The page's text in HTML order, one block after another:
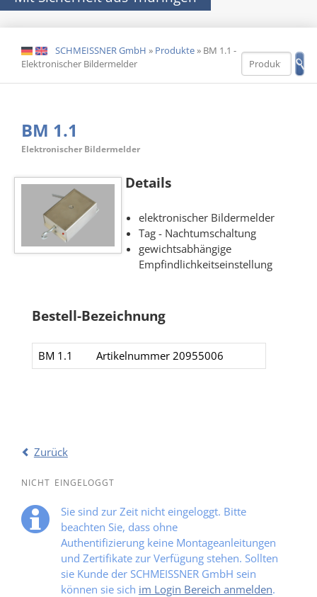
DE EN SCHMEISSNER GmbH » Produkte» BM 1.1 -
Elektronischer Bildermelder
BM 1.1
Elektronischer Bildermelder
Details
elektronischer Bildermelder
Tag - Nachtumschaltung
gewichtsabhängige
Empfindlichkeitseinstellung
Bestell-Bezeichnung
BM 1.1​ Artikelnummer 20955006​
Zurück
NICHT EINGELOGGT
Sie sind zur Zeit nicht eingeloggt. Bitte
beachten Sie, dass ohne
Authentifizierung keine Montageanleitungen
und Zertifikate zur Verfügung stehen. Sollten
sie Kunde der SCHMEISSNER GmbH sein
können sie sich im Login Bereich anmelden.